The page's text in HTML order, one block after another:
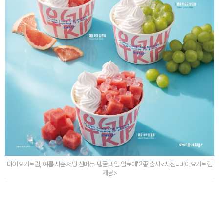
마이요거트립, 여름 시즌 저당 신메뉴 '탱글 과일 알로에' 3종 출시 <사진=마이요거트립
제공>